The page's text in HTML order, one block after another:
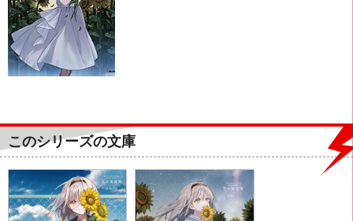
このシリーズの文庫